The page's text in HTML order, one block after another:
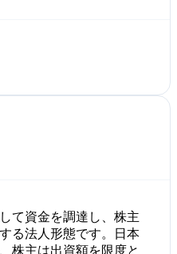
て資金を調達し、株主
る法人形態です。日本
株主は出資額を限度と